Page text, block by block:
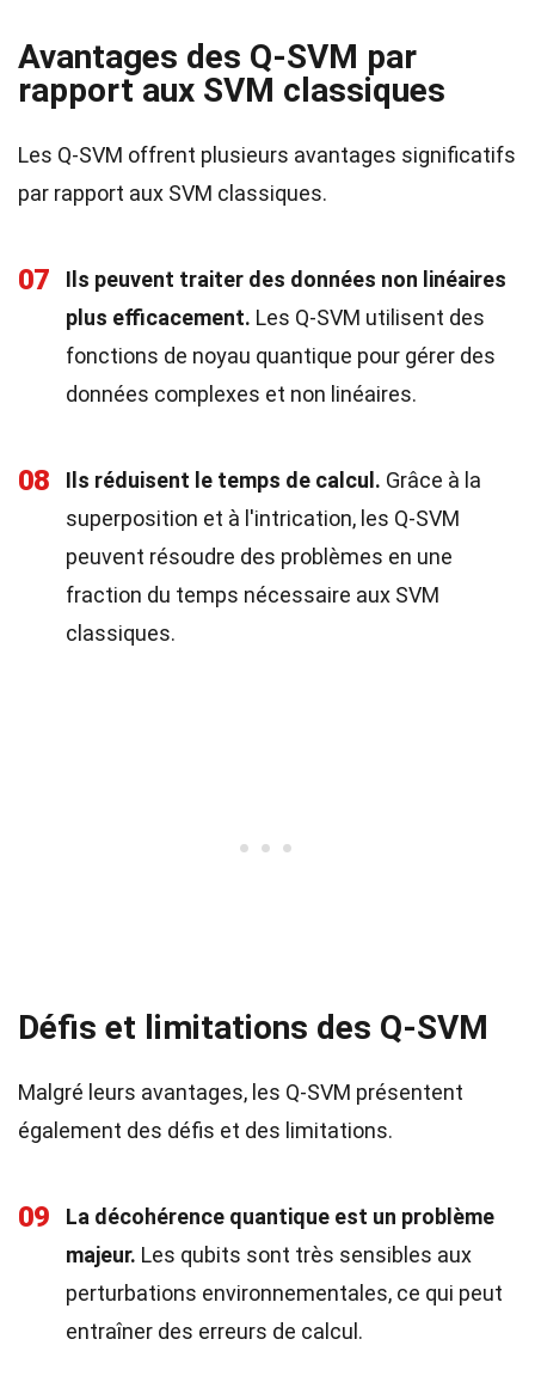
Avantages des Q-SVM par
rapport aux SVM classiques
Les Q-SVM offrent plusieurs avantages significatifs
par rapport aux SVM classiques.
07
Ils peuvent traiter des données non linéaires
plus efficacement. Les Q-SVM utilisent des
fonctions de noyau quantique pour gérer des
données complexes et non linéaires.
08 Ils réduisent le temps de calcul. Grâce à la
superposition et à l'intrication, les Q-SVM
peuvent résoudre des problèmes en une
fraction du temps nécessaire aux SVM
classiques.
Défis et limitations des Q-SVM
Malgré leurs avantages, les Q-SVM présentent
également des défis et des limitations.
09
La décohérence quantique est un problème
majeur. Les qubits sont très sensibles aux
perturbations environnementales, ce qui peut
entraîner des erreurs de calcul.